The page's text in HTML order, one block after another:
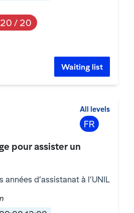
20 / 20
Waiting list
All levels
FR
pour assister un
d’assistanat à l’UNIL